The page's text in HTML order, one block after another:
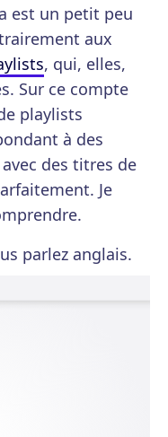
est un petit peu
aux
, qui, elles,
Sur ce compte
playlists
à des
des titres de
Je
parlez anglais.